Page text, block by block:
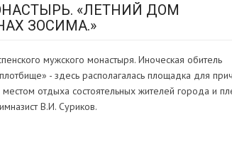
«ЛЕТНИЙ ДОМ
ЗОСИМА.»
мужского монастыря. Иноческая обитель
- здесь располагалась площадка для
отдыха состоятельных жителей города и
В.И. Суриков.